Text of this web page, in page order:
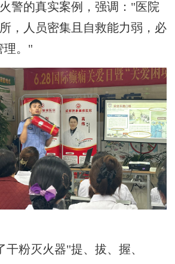
警的真实案例，强调： "医院
，人员密集且自救能力弱，必
理。"
干粉灭火器"提、拔、握、